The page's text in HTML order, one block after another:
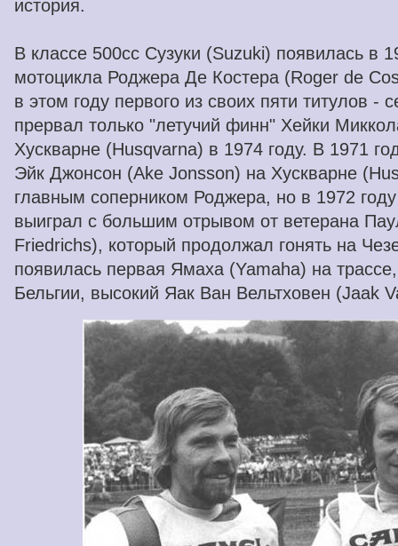
история.
В классе 500cc Сузуки (Suzuki) появилась в
мотоцикла Роджера Де Костера (Roger de
в этом году первого из своих пяти титулов -
прервал только "летучий финн" Хейки
Хускварне (Husqvarna) в 1974 году. В 1971
Эйк Джонсон (Ake Jonsson) на Хускварне
главным соперником Роджера, но в 1972
выиграл с большим отрывом от ветерана
Friedrichs), который продолжал гонять на
появилась первая Ямаха (Yamaha) на
Бельгии, высокий Яак Ван Вельтховен (Jaak